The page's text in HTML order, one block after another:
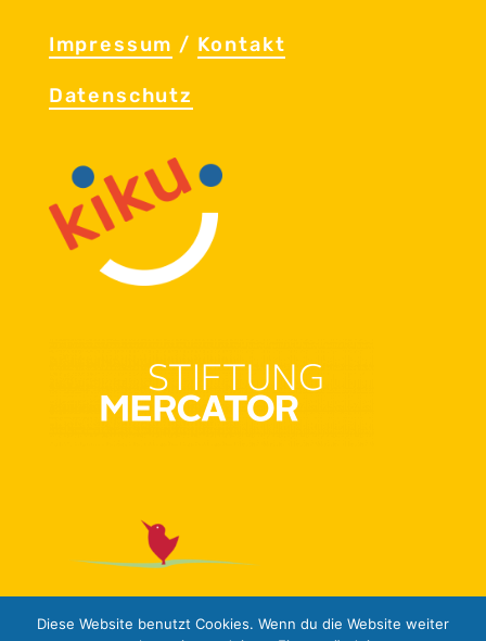
Im­pres­sum / Kon­takt
Da­ten­schutz
Diese Website benutzt Cookies. Wenn du die Website weiter